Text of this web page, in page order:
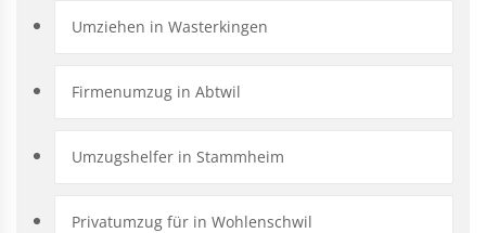
Umziehen in Wasterkingen
Firmenumzug in Abtwil
Umzugshelfer in Stammheim
Privatumzug für in Wohlenschwil